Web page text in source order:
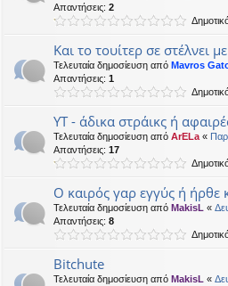
Απαντήσεις: 2
Και το τουίτερ σε στέλνει
Τελευταία δημοσίευση από Mavros
Απαντήσεις: 1
ΥΤ - άδικα στράικς ή
Τελευταία δημοσίευση από ArELa «
Απαντήσεις: 17
Ο καιρός γαρ εγγύς ή ήρθε
Τελευταία δημοσίευση από MakisL «
Απαντήσεις: 8
Bitchute
Τελευταία δημοσίευση από MakisL «